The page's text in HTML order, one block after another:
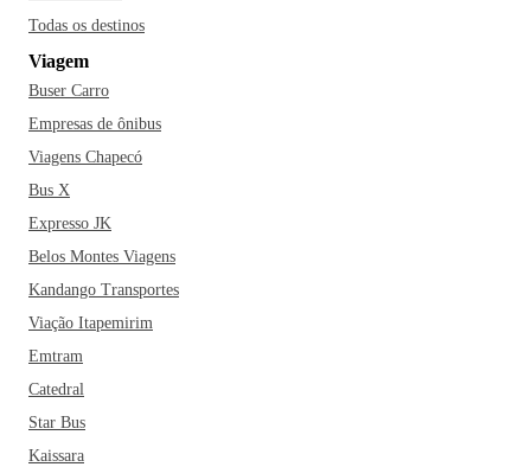
parar em um dos botecos famosos, como o Bar do Zezé,
para experimentar uns petiscos únicos de BH? Bora curtir
Belo Horizonte e aproveitar tudo que a cidade proporciona!
Todas os destinos
Viagem
Buser Carro
Empresas de ônibus
Viagens Chapecó
Bus X
Expresso JK
Belos Montes Viagens
Kandango Transportes
Viação Itapemirim
Emtram
Catedral
Star Bus
Kaissara